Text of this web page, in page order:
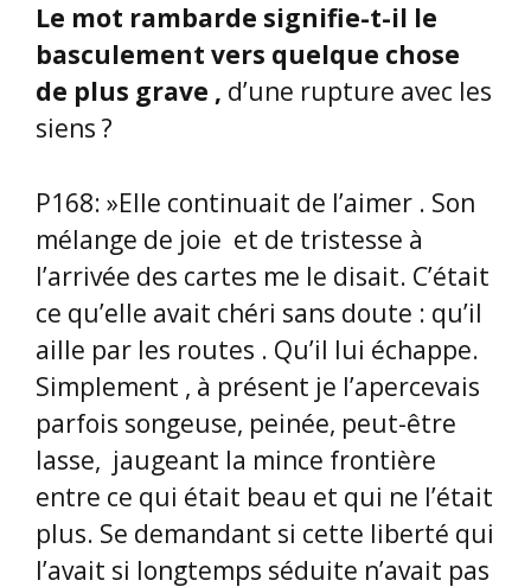
Le mot rambarde signifie-t-il le
basculement vers quelque chose
de plus grave , d’une rupture avec les
siens ?
P168: »Elle continuait de l’aimer . Son
mélange de joie et de tristesse à
l’arrivée des cartes me le disait. C’était
ce qu’elle avait chéri sans doute : qu’il
aille par les routes . Qu’il lui échappe.
Simplement , à présent je l’apercevais
parfois songeuse, peinée, peut-être
lasse, jaugeant la mince frontière
entre ce qui était beau et qui ne l’était
plus. Se demandant si cette liberté qui
l’avait si longtemps séduite n’avait pas